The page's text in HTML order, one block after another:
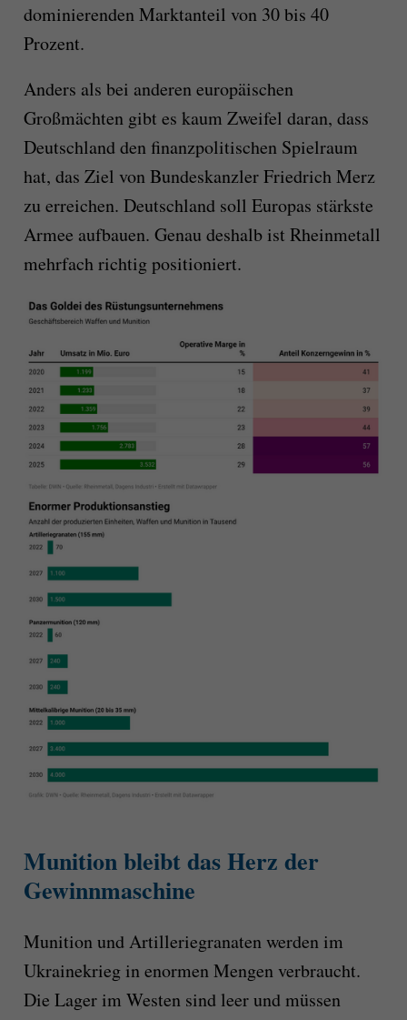
dominierenden Marktanteil von 30 bis 40
Prozent.
Anders als bei anderen europäischen
Großmächten gibt es kaum Zweifel daran, dass
Deutschland den finanzpolitischen Spielraum
hat, das Ziel von Bundeskanzler Friedrich Merz
zu erreichen. Deutschland soll Europas stärkste
Armee aufbauen. Genau deshalb ist Rheinmetall
mehrfach richtig positioniert.
Munition bleibt das Herz der
Gewinnmaschine
Munition und Artilleriegranaten werden im
Ukrainekrieg in enormen Mengen verbraucht.
Die Lager im Westen sind leer und müssen